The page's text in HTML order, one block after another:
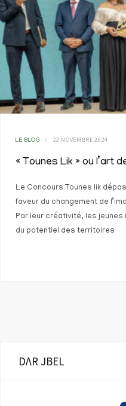
LE BLOG 22 NOVEMBRE 2024
Le Concours Tounes lik
faveur du changement de
Par leur créativité, les jeunes
du potentiel des territoires
DΛR JBEL